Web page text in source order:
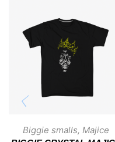
Biggie smalls,Majice